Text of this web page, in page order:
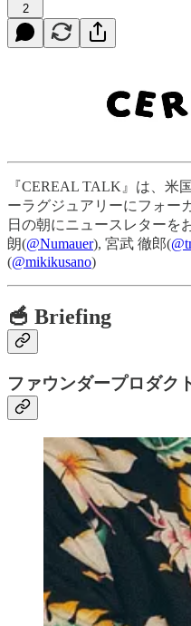
2
『CEREAL TALK』は、米
ーラグジュアリーにフォー
日の朝にニュースレターを
朗(@Numauer), 宮武 徹郎(
(@mikikusano)
🥣 Briefing
ファウンダープロダク